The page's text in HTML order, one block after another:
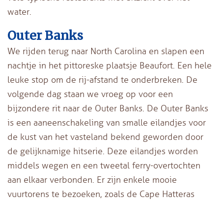
water.
Outer Banks
We rijden terug naar North Carolina en slapen een
nachtje in het pittoreske plaatsje Beaufort. Een hele
leuke stop om de rij-afstand te onderbreken. De
volgende dag staan we vroeg op voor een
bijzondere rit naar de Outer Banks. De Outer Banks
is een aaneenschakeling van smalle eilandjes voor
de kust van het vasteland bekend geworden door
de gelijknamige hitserie. Deze eilandjes worden
middels wegen en een tweetal ferry-overtochten
aan elkaar verbonden. Er zijn enkele mooie
vuurtorens te bezoeken, zoals de Cape Hatteras